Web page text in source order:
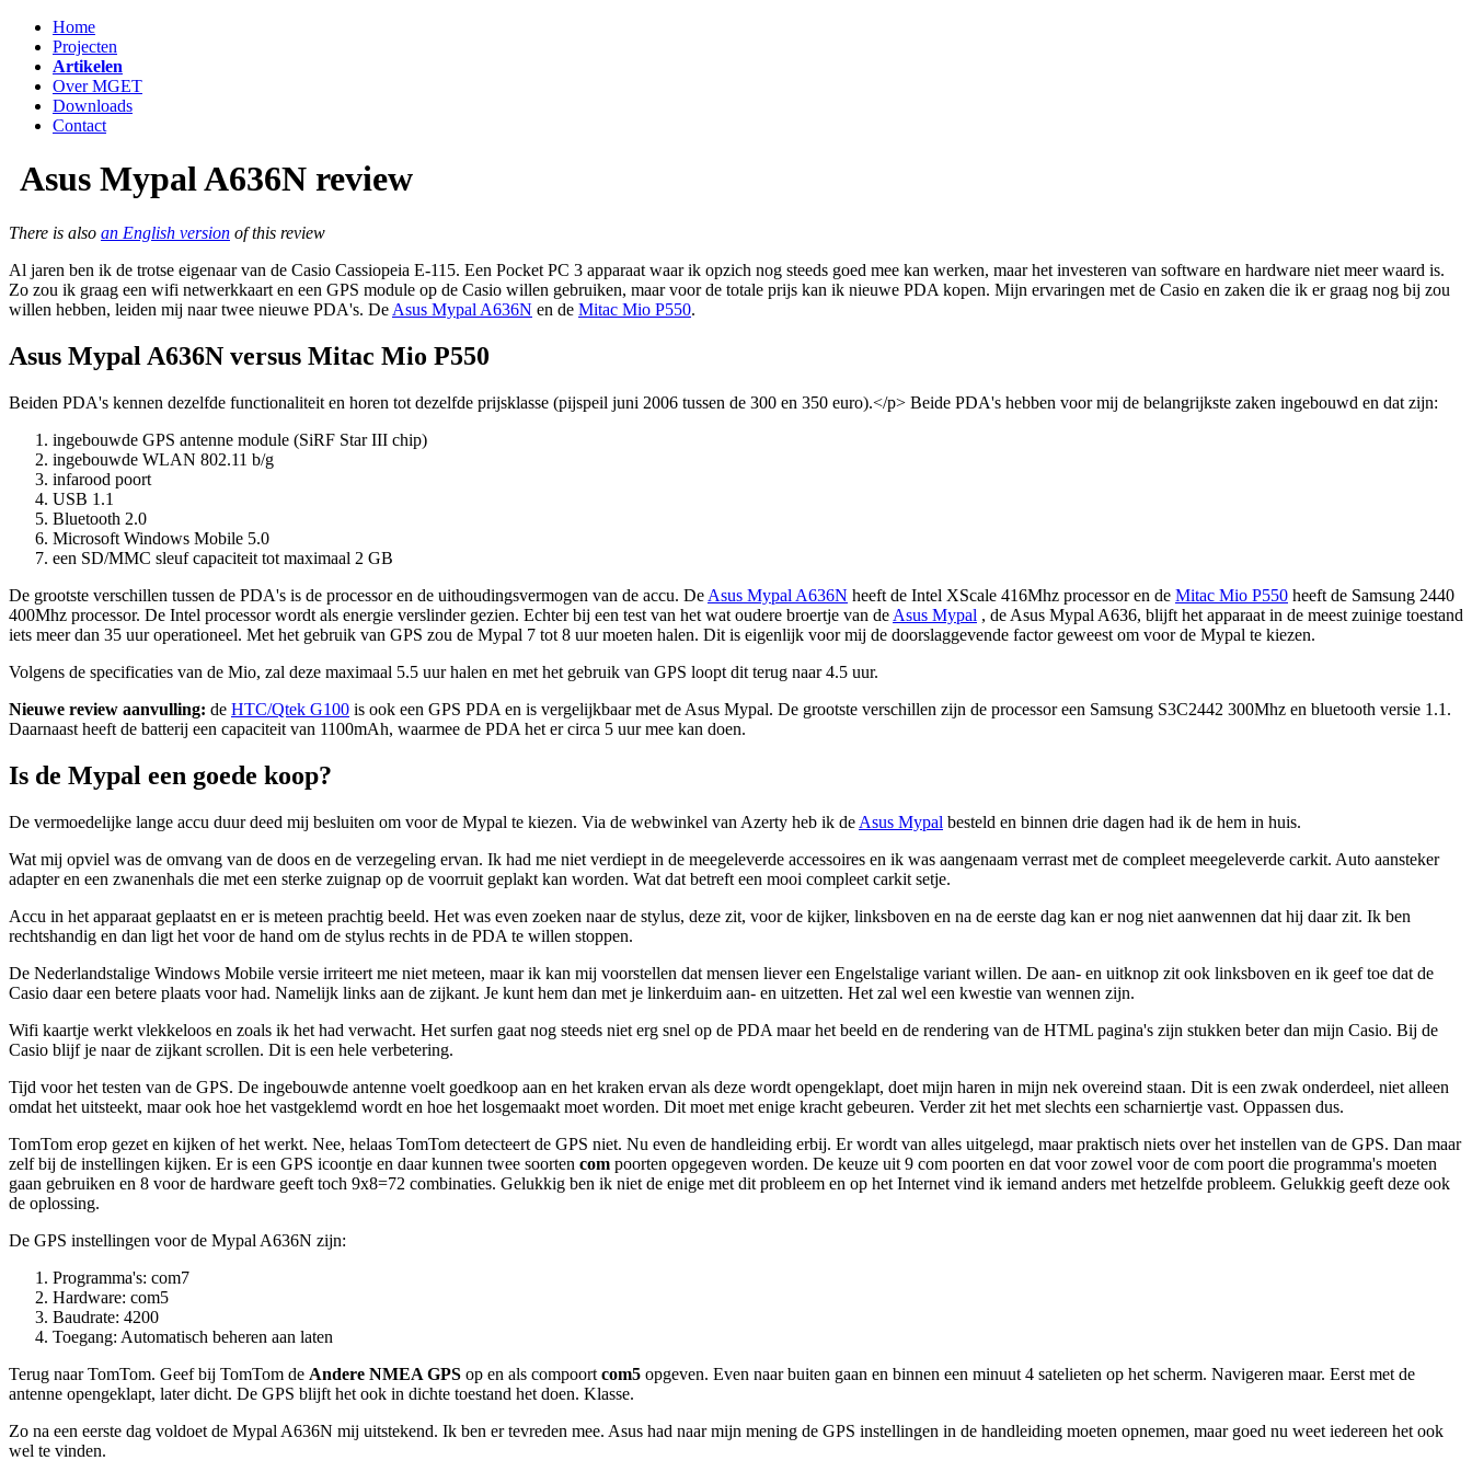
Home
Projecten
Artikelen
Over MGET
Downloads
Contact
Asus Mypal A636N review
There is also an English version of this review
Al jaren ben ik de trotse eigenaar van de Casio Cassiopeia E-115. Een Pocket PC 3 apparaat waar ik opzich nog steeds goed mee kan werken, maar het investeren van software en hardware niet meer waard is.
Zo zou ik graag een wifi netwerkkaart en een GPS module op de Casio willen gebruiken, maar voor de totale prijs kan ik nieuwe PDA kopen. Mijn ervaringen met de Casio en zaken die ik er graag nog bij zou
willen hebben, leiden mij naar twee nieuwe PDA's. De Asus Mypal A636N en de Mitac Mio P550.
Asus Mypal A636N versus Mitac Mio P550
Beiden PDA's kennen dezelfde functionaliteit en horen tot dezelfde prijsklasse (pijspeil juni 2006 tussen de 300 en 350 euro).</p> Beide PDA's hebben voor mij de belangrijkste zaken ingebouwd en dat zijn:
ingebouwde GPS antenne module (SiRF Star III chip)
ingebouwde WLAN 802.11 b/g
infarood poort
USB 1.1
Bluetooth 2.0
Microsoft Windows Mobile 5.0
een SD/MMC sleuf capaciteit tot maximaal 2 GB
De grootste verschillen tussen de PDA's is de processor en de uithoudingsvermogen van de accu. De Asus Mypal A636N heeft de Intel XScale 416Mhz processor en de Mitac Mio P550 heeft de Samsung 2440
400Mhz processor. De Intel processor wordt als energie verslinder gezien. Echter bij een test van het wat oudere broertje van de Asus Mypal , de Asus Mypal A636, blijft het apparaat in de meest zuinige toestand
iets meer dan 35 uur operationeel. Met het gebruik van GPS zou de Mypal 7 tot 8 uur moeten halen. Dit is eigenlijk voor mij de doorslaggevende factor geweest om voor de Mypal te kiezen.
Volgens de specificaties van de Mio, zal deze maximaal 5.5 uur halen en met het gebruik van GPS loopt dit terug naar 4.5 uur.
Nieuwe review aanvulling: de HTC/Qtek G100 is ook een GPS PDA en is vergelijkbaar met de Asus Mypal. De grootste verschillen zijn de processor een Samsung S3C2442 300Mhz en bluetooth versie 1.1.
Daarnaast heeft de batterij een capaciteit van 1100mAh, waarmee de PDA het er circa 5 uur mee kan doen.
Is de Mypal een goede koop?
De vermoedelijke lange accu duur deed mij besluiten om voor de Mypal te kiezen. Via de webwinkel van Azerty heb ik de Asus Mypal besteld en binnen drie dagen had ik de hem in huis.
Wat mij opviel was de omvang van de doos en de verzegeling ervan. Ik had me niet verdiept in de meegeleverde accessoires en ik was aangenaam verrast met de compleet meegeleverde carkit. Auto aansteker
adapter en een zwanenhals die met een sterke zuignap op de voorruit geplakt kan worden. Wat dat betreft een mooi compleet carkit setje.
Accu in het apparaat geplaatst en er is meteen prachtig beeld. Het was even zoeken naar de stylus, deze zit, voor de kijker, linksboven en na de eerste dag kan er nog niet aanwennen dat hij daar zit. Ik ben
rechtshandig en dan ligt het voor de hand om de stylus rechts in de PDA te willen stoppen.
De Nederlandstalige Windows Mobile versie irriteert me niet meteen, maar ik kan mij voorstellen dat mensen liever een Engelstalige variant willen. De aan- en uitknop zit ook linksboven en ik geef toe dat de
Casio daar een betere plaats voor had. Namelijk links aan de zijkant. Je kunt hem dan met je linkerduim aan- en uitzetten. Het zal wel een kwestie van wennen zijn.
Wifi kaartje werkt vlekkeloos en zoals ik het had verwacht. Het surfen gaat nog steeds niet erg snel op de PDA maar het beeld en de rendering van de HTML pagina's zijn stukken beter dan mijn Casio. Bij de
Casio blijf je naar de zijkant scrollen. Dit is een hele verbetering.
Tijd voor het testen van de GPS. De ingebouwde antenne voelt goedkoop aan en het kraken ervan als deze wordt opengeklapt, doet mijn haren in mijn nek overeind staan. Dit is een zwak onderdeel, niet alleen
omdat het uitsteekt, maar ook hoe het vastgeklemd wordt en hoe het losgemaakt moet worden. Dit moet met enige kracht gebeuren. Verder zit het met slechts een scharniertje vast. Oppassen dus.
TomTom erop gezet en kijken of het werkt. Nee, helaas TomTom detecteert de GPS niet. Nu even de handleiding erbij. Er wordt van alles uitgelegd, maar praktisch niets over het instellen van de GPS. Dan maar
zelf bij de instellingen kijken. Er is een GPS icoontje en daar kunnen twee soorten com poorten opgegeven worden. De keuze uit 9 com poorten en dat voor zowel voor de com poort die programma's moeten
gaan gebruiken en 8 voor de hardware geeft toch 9x8=72 combinaties. Gelukkig ben ik niet de enige met dit probleem en op het Internet vind ik iemand anders met hetzelfde probleem. Gelukkig geeft deze ook
de oplossing.
De GPS instellingen voor de Mypal A636N zijn:
Programma's: com7
Hardware: com5
Baudrate: 4200
Toegang: Automatisch beheren aan laten
Terug naar TomTom. Geef bij TomTom de Andere NMEA GPS op en als compoort com5 opgeven. Even naar buiten gaan en binnen een minuut 4 satelieten op het scherm. Navigeren maar. Eerst met de
antenne opengeklapt, later dicht. De GPS blijft het ook in dichte toestand het doen. Klasse.
Zo na een eerste dag voldoet de Mypal A636N mij uitstekend. Ik ben er tevreden mee. Asus had naar mijn mening de GPS instellingen in de handleiding moeten opnemen, maar goed nu weet iedereen het ook
wel te vinden.